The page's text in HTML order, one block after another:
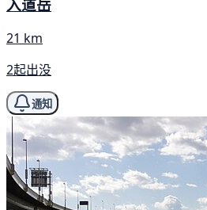
入道岳
21 km
2起出没
通知